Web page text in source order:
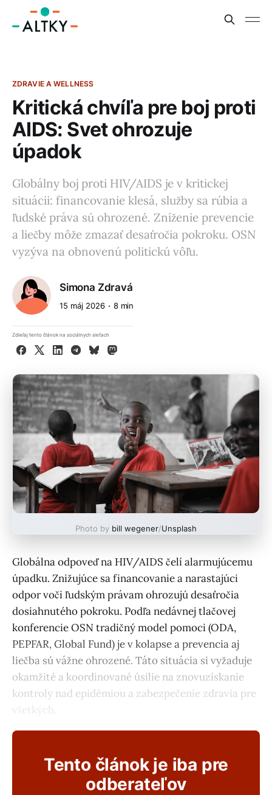
ZDRAVIE A WELLNESS
Kritická chvíľa pre boj proti
AIDS: Svet ohrozuje
úpadok
Globálny boj proti HIV/AIDS je v kritickej
situácii: financovanie klesá, služby sa rúbia a
ľudské práva sú ohrozené. Zníženie prevencie
a liečby môže zmazať desaťročia pokroku. OSN
vyzýva na obnovenú politickú vôľu.
Simona Zdravá
15 máj 2026 8 min
Zdieľaj tento článok na sociálnych sieťach
Facebook
X LinkedInTelegram
BlueskyMastodon
Photo by bill wegener/Unsplash
Globálna odpoveď na HIV/AIDS čelí alarmujúcemu
úpadku. Znižujúce sa financovanie a narastajúci
odpor voči ľudským právam ohrozujú desaťročia
dosiahnutého pokroku. Podľa nedávnej tlačovej
konferencie OSN tradičný model pomoci (ODA,
PEPFAR, Global Fund) je v kolapse a prevencia aj
liečba sú vážne ohrozené. Táto situácia si vyžaduje
okamžité a koordinované úsilie na znovuzískanie
kontroly nad epidémiou a zabezpečenie zdravia pre
všetkých.
Tento článok je iba pre
odberateľov